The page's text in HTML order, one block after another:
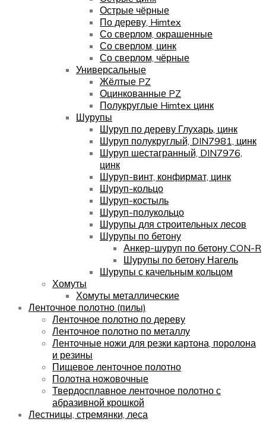
Острые чёрные
По дереву, Himtex
Со сверлом, окрашенные
Со сверлом, цинк
Со сверлом, чёрные
Универсальные
Жёлтые PZ
Оцинкованные PZ
Полукруглые Himtex цинк
Шурупы
Шуруп по дереву Глухарь, цинк
Шуруп полукруглый, DIN7981, цинк
Шуруп шестагранный, DIN7976,
цинк
Шуруп-винт, конфирмат, цинк
Шуруп-кольцо
Шуруп-костыль
Шуруп-полукольцо
Шурупы для строительных лесов
Шурупы по бетону
Анкер-шуруп по бетону CON-R
Шурупы по бетону Нагель
Шурупы с качельным кольцом
Хомуты
Хомуты металлические
Ленточное полотно (пилы)
Ленточное полотно по дереву
Ленточное полотно по металлу
Ленточные ножи для резки картона, поролона
и резины
Пищевое ленточное полотно
Полотна ножовочные
Твердосплавное ленточное полотно с
абразивной крошкой
Лестницы, стремянки, леса